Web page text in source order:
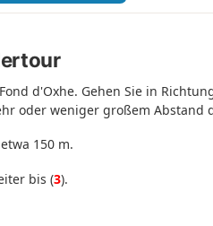
d'Oxhe. Gehen Sie in
oder weniger großem Abstand
150 m.
bis (3).